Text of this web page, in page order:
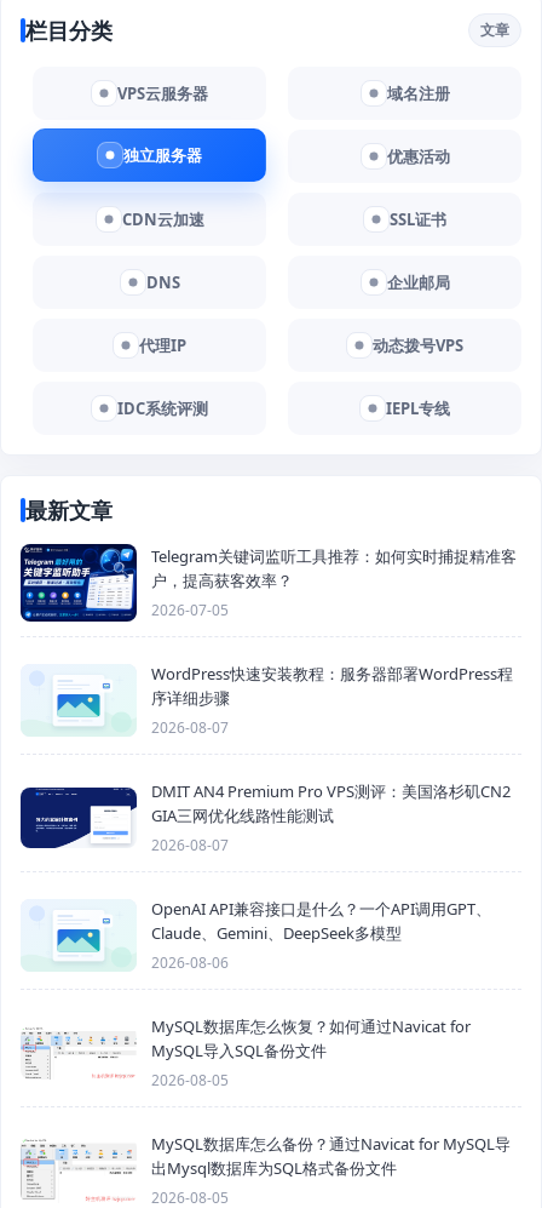
栏目分类 文章
VPS云服务器 域名注册
独立服务器 优惠活动
CDN云加速 SSL证书
DNS 企业邮局
代理IP 动态拨号VPS
IDC系统评测 IEPL专线
最新文章
Telegram关键词监听工具推荐：如何实时捕捉精准客
户，提高获客效率？
2026-07-05
WordPress快速安装教程：服务器部署WordPress程
序详细步骤
2026-08-07
DMIT AN4 Premium Pro VPS测评：美国洛杉矶CN2
GIA三网优化线路性能测试
2026-08-07
OpenAI API兼容接口是什么？一个API调用GPT、
Claude、Gemini、DeepSeek多模型
2026-08-06
MySQL数据库怎么恢复？如何通过Navicat for
MySQL导入SQL备份文件
2026-08-05
MySQL数据库怎么备份？通过Navicat for MySQL导
出Mysql数据库为SQL格式备份文件
2026-08-05